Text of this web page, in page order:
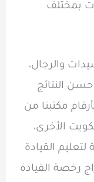
بمختلف
والرجال،
النتائج
مكتبنا من
الأخرى،
القيادة
رخصة القيادة